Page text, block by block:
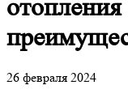
26 февраля 2024